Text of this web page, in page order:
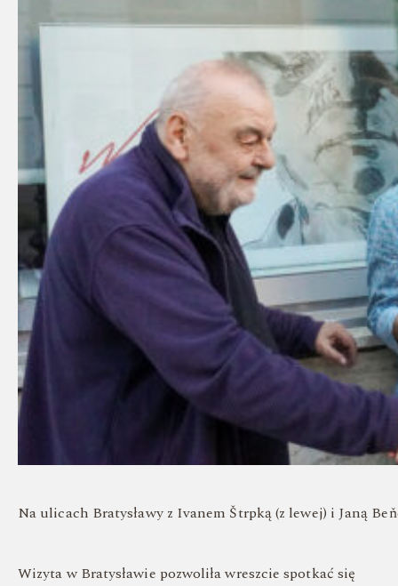
Na ulicach Bratysławy z Ivanem Štrpką (z lewej) i Janą
Wizyta w Bratysławie pozwoliła wreszcie spotkać się